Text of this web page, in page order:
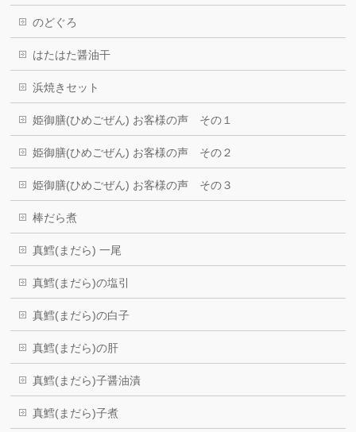
のどぐろ
はたはた醤油干
浜焼きセット
姫御膳(ひめごぜん) お客様の声 その１
姫御膳(ひめごぜん) お客様の声 その２
姫御膳(ひめごぜん) お客様の声 その３
棒だら煮
真鱈(まだら) 一尾
真鱈(まだら)の塩引
真鱈(まだら)の白子
真鱈(まだら)の肝
真鱈(まだら)子醤油漬
真鱈(まだら)子煮